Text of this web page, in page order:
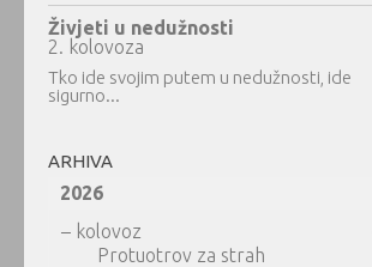
Živjeti u nedužnosti
2. kolovoza
Tko ide svojim putem u nedužnosti, ide
sigurno...
ARHIVA
2026
– kolovoz
Protuotrov za strah